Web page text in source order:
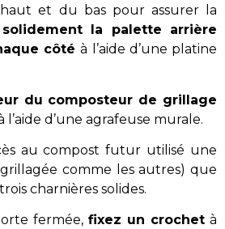
haut et du bas pour assurer la
la palette arrière
côtéà l’aide d’une platine
du composteur de grillage
d’une agrafeuse murale.
au compost futur utilisé une
comme les autres) que
charnières solides.
fermée, fixez un crochet à